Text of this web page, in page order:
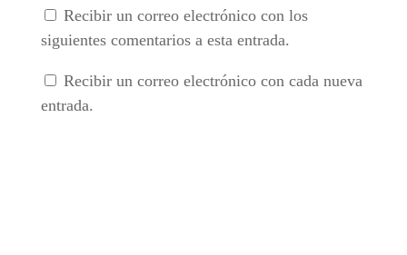
Recibir un correo electrónico con los
siguientes comentarios a esta entrada.
Recibir un correo electrónico con cada nueva
entrada.